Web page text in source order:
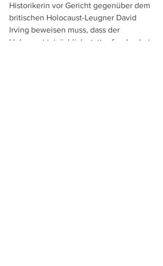
Historikerin vor Gericht gegenüber dem
britischen Holocaust-Leugner David
Irving beweisen muss, dass der
Holocaust tatsächlich stattgefunden hat